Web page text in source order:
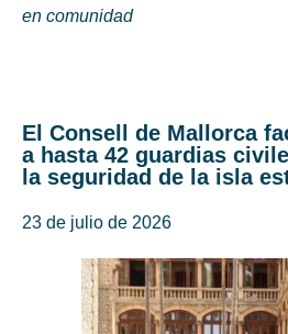
en comunidad
El Consell de Mallorca
a hasta 42 guardias
la seguridad de la isla
23 de julio de 2026